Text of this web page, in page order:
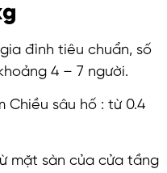
đình tiêu chuẩn, số
4 – 7 người.
Chiều sâu hố : từ 0.4
mặt sàn của cửa tầng